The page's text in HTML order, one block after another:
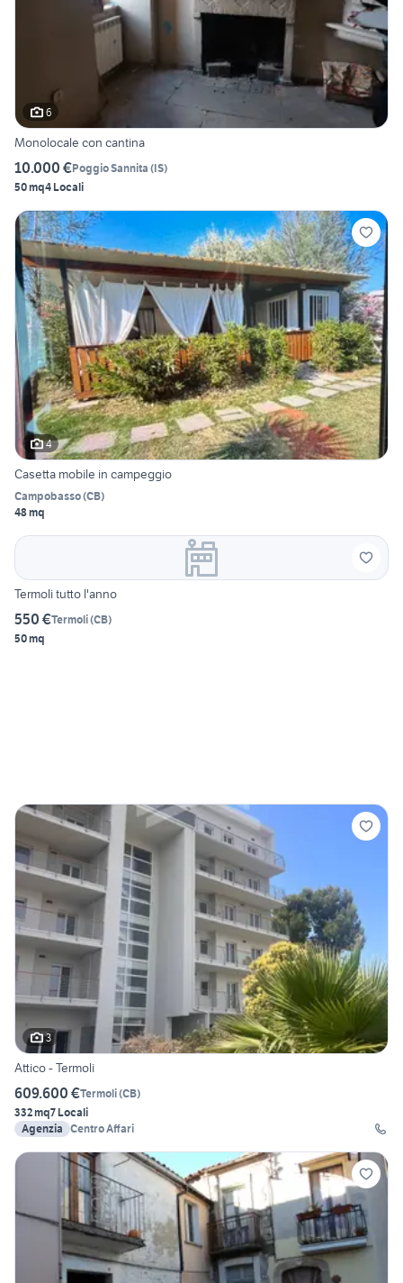
6
Monolocale con cantina
10.000 €Poggio Sannita (IS)
50 mq4 Locali
4
Casetta mobile in campeggio
Campobasso(CB)
48 mq
Termoli tutto l'anno
550 €Termoli(CB)
50 mq
3
Attico - Termoli
609.600 €Termoli(CB)
332 mq7 Locali
Agenzia Centro Affari